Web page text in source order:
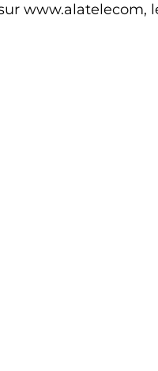
www.alatelecom,